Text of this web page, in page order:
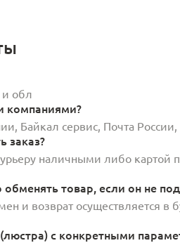
и обл
компаниями?
Байкал сервис, Почта
заказ?
наличными либо картой
обменять товар, если он не
и возврат осуществляется в
с конкретными